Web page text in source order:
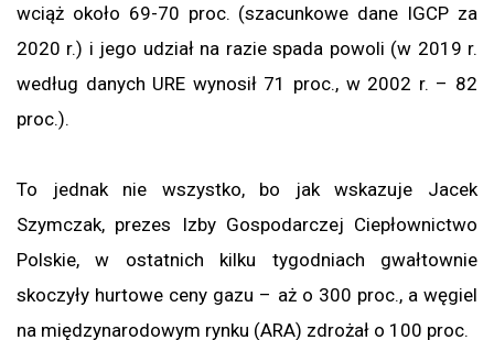
wciąż około 69-70 proc. (szacunkowe dane IGCP za
2020 r.) i jego udział na razie spada powoli (w 2019 r.
według danych URE wynosił 71 proc., w 2002 r. – 82
proc.).
To jednak nie wszystko, bo jak wskazuje Jacek
Szymczak, prezes Izby Gospodarczej Ciepłownictwo
Polskie, w ostatnich kilku tygodniach gwałtownie
skoczyły hurtowe ceny gazu – aż o 300 proc., a węgiel
na międzynarodowym rynku (ARA) zdrożał o 100 proc.